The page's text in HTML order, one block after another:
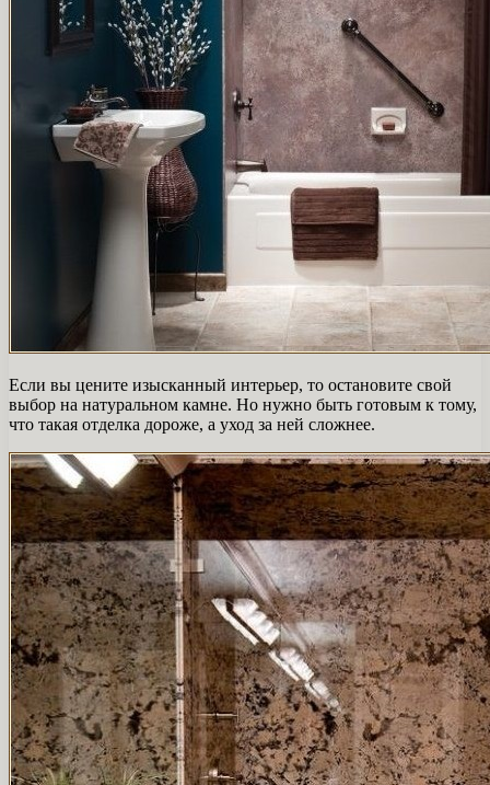
Если вы цените изысканный интерьер, то остановите свой
выбор на натуральном камне. Но нужно быть готовым к тому,
что такая отделка дороже, а уход за ней сложнее.